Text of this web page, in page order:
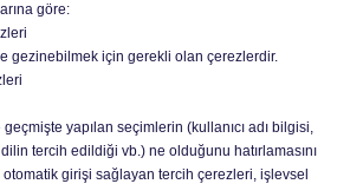
göre:
için gerekli olan çerezlerdir.
yapılan seçimlerin (kullanıcı adı bilgisi,
tercih edildiği vb.) ne olduğunu hatırlamasını
girişi sağlayan tercih çerezleri, işlevsel